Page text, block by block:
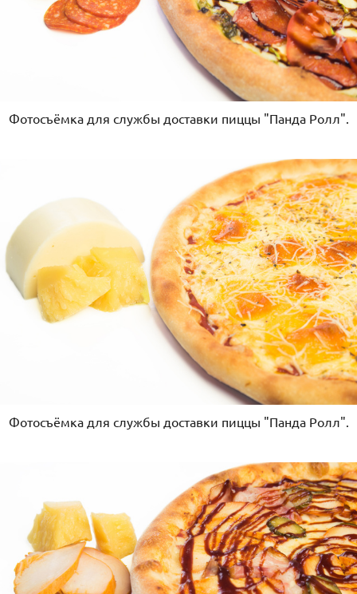
Фотосъёмка для службы доставки пиццы "Панда Ролл".
Фотосъёмка для службы доставки пиццы "Панда Ролл".